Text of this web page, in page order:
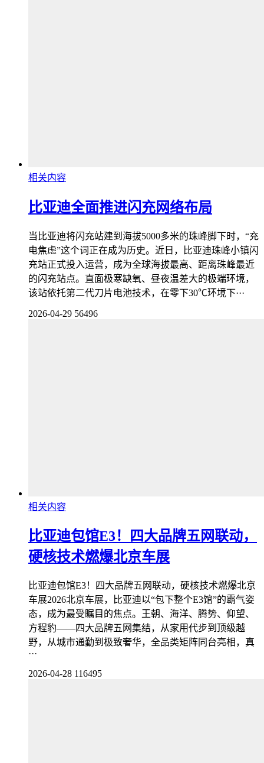
相关内容
比亚迪全面推进闪充网络布局
当比亚迪将闪充站建到海拔5000多米的珠峰脚下时，“充
电焦虑”这个词正在成为历史。近日，比亚迪珠峰小镇闪
充站正式投入运营，成为全球海拔最高、距离珠峰最近
的闪充站点。直面极寒缺氧、昼夜温差大的极端环境，
该站依托第二代刀片电池技术，在零下30℃环境下···
2026-04-29 56496
相关内容
比亚迪包馆E3！四大品牌五网联动，
硬核技术燃爆北京车展
比亚迪包馆E3！四大品牌五网联动，硬核技术燃爆北京
车展2026北京车展，比亚迪以“包下整个E3馆”的霸气姿
态，成为最受瞩目的焦点。王朝、海洋、腾势、仰望、
方程豹——四大品牌五网集结，从家用代步到顶级越
野，从城市通勤到极致奢华，全品类矩阵同台亮相，真
···
2026-04-28 116495